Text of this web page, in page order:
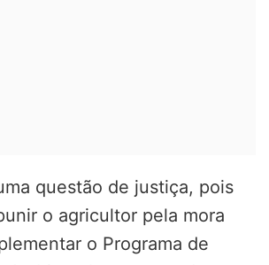
questão de justiça, pois
o agricultor pela mora
o Programa de